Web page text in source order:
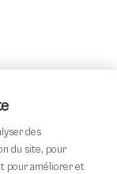
des
du site, pour
pour améliorer et